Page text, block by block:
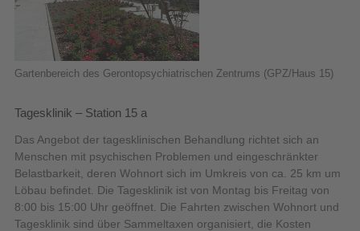
Gartenbereich des Gerontopsychiatrischen Zentrums (GPZ/Haus 15)
Tagesklinik – Station 15 a
Das Angebot der tagesklinischen Behandlung richtet sich an
Menschen mit psychischen Problemen und eingeschränkter
Belastbarkeit, deren Wohnort sich im Umkreis von ca. 25 km um
Löbau befindet. Die Tagesklinik ist von Montag bis Freitag von
8:00 bis 15:00 Uhr geöffnet. Die Fahrten zwischen Wohnort und
Tagesklinik sind über Sammeltaxen organisiert, die Kosten